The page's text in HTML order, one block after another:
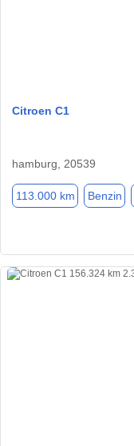
Citroen C1
hamburg, 20539
113.000 km Benzin